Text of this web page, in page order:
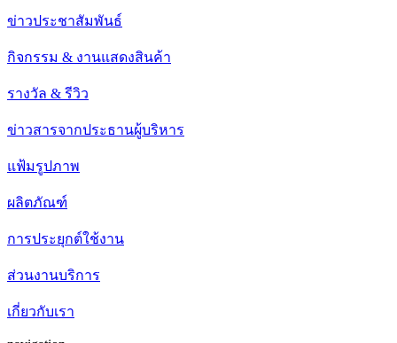
ข่าวประชาสัมพันธ์
กิจกรรม & งานแสดงสินค้า
รางวัล & รีวิว
ข่าวสารจากประธานผู้บริหาร
แฟ้มรูปภาพ
ผลิตภัณฑ์
การประยุกต์ใช้งาน
ส่วนงานบริการ
เกี่ยวกับเรา